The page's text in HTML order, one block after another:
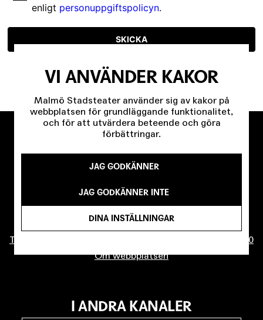
enligt personuppgiftspolicyn.
SKICKA
KONTAKTA OSS
info@malmostadsteater.se
Biljettfrågor
Press
Telefonväxel (ej biljettrelaterade ärenden): 040-20 86 00
Om webbplatsen
I ANDRA KANALER
VI ANVÄNDER KAKOR
Malmö Stadsteater använder sig av kakor på
webbplatsen för grundläggande funktionalitet,
och för att utvärdera beteende och göra
förbättringar.
JAG GODKÄNNER
JAG GODKÄNNER INTE
DINA INSTÄLLNINGAR